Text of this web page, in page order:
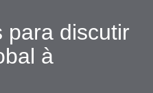
para discutir
à